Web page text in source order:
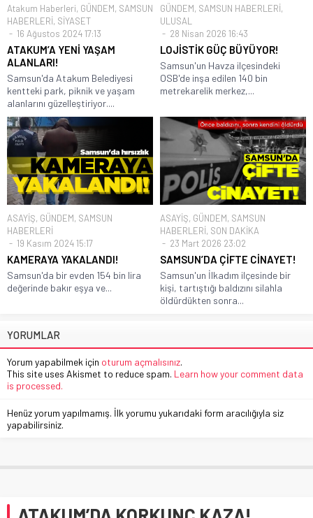
Atakum Haberleri, GÜNDEM, SAMSUN
HABERLERİ, SİYASET
16 Ağustos 2024 17:13
ATAKUM’A YENİ YAŞAM
ALANLARI!
Samsun'da Atakum Belediyesi
kentteki park, piknik ve yaşam
alanlarını güzelleştiriyor....
GÜNDEM, SAMSUN HABERLERİ,
ULUSAL
28 Nisan 2026 16:43
LOJİSTİK GÜÇ BÜYÜYOR!
Samsun'un Havza ilçesindeki
OSB'de inşa edilen 140 bin
metrekarelik merkez,...
ASAYİŞ, GÜNDEM, SAMSUN
HABERLERİ
19 Kasım 2024 15:17
KAMERAYA YAKALANDI!
Samsun'da bir evden 154 bin lira
değerinde bakır eşya ve...
ASAYİŞ, GÜNDEM, SAMSUN
HABERLERİ, SON DAKİKA
23 Mart 2026 23:02
SAMSUN’DA ÇİFTE CİNAYET!
Samsun'un İlkadım ilçesinde bir
kişi, tartıştığı baldızını silahla
öldürdükten sonra...
YORUMLAR
Yorum yapabilmek için oturum açmalısınız.
This site uses Akismet to reduce spam. Learn how your comment data
is processed.
Henüz yorum yapılmamış. İlk yorumu yukarıdaki form aracılığıyla siz
yapabilirsiniz.